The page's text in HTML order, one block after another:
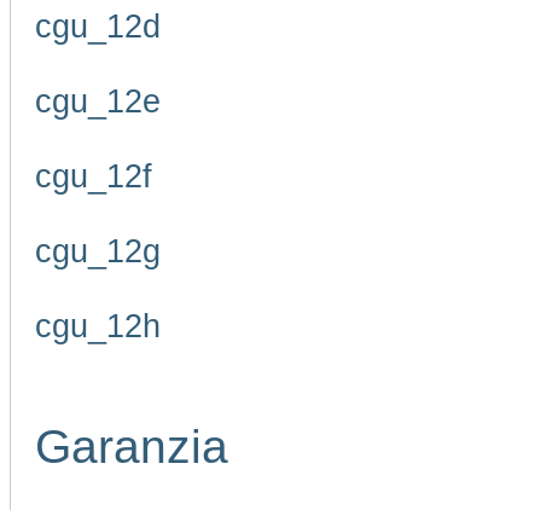
cgu_12d
cgu_12e
cgu_12f
cgu_12g
cgu_12h
Garanzia